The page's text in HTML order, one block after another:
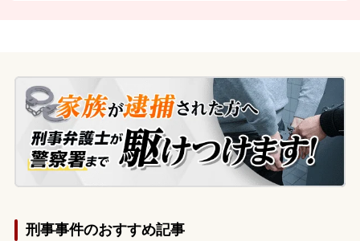
刑事事件のおすすめ記事